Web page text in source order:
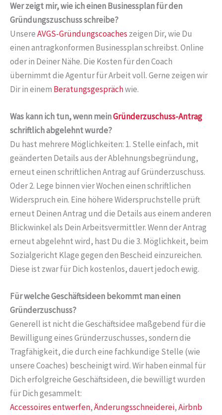
Wer zeigt mir, wie ich einen Businessplan für den
Gründungszuschuss schreibe?
UnsereAVGS-Gründungscoaches zeigen Dir, wie Du
einen antragkonformen Businessplan schreibst. Online
oder in Deiner Nähe. Die Kosten für den Coach
übernimmt die Agentur für Arbeit voll. Gerne zeigen wir
Dir in einem Beratungsgesprächwie.
Was kann ich tun, wenn meinGründerzuschuss-Antrag
schriftlich abgelehnt wurde?
Du hast mehrere Möglichkeiten: 1. Stelle einfach, mit
geänderten Details aus der Ablehnungsbegründung,
erneut einen schriftlichen Antrag auf Gründerzuschuss.
Oder 2. Lege binnen vier Wochen einen schriftlichen
Widerspruch ein. Eine höhere Widerspruchstelle prüft
erneut Deinen Antrag und die Details aus einem anderen
Blickwinkel als Dein Arbeitsvermittler. Wenn der Antrag
erneut abgelehnt wird, hast Du die 3. Möglichkeit, beim
Sozialgericht Klage gegen den Bescheid einzureichen.
Diese ist zwar für Dich kostenlos, dauert jedoch ewig.
Für welche Geschäftsideen bekommt man einen
Gründerzuschuss?
Generell ist nicht die Geschäftsidee maßgebend für die
Bewilligung eines Gründerzuschusses, sondern die
Tragfähigkeit, die durch eine fachkundige Stelle (wie
unsere Coaches) bescheinigt wird. Wir haben einmal für
Dich erfolgreiche Geschäftsideen, die bewilligt wurden
für Dich gesammelt:
Accessoires entwerfen,Änderungsschneiderei,Airbnb